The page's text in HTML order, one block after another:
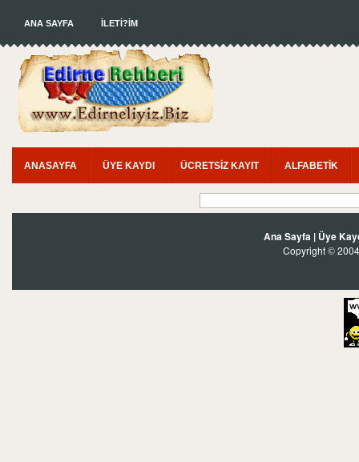
ANA SAYFA İLETİ?İM
ANASAYFA ÜYE KAYDI ÜCRETSİZ KAYIT ALFABETİK
Ana Sayfa | Üye
Copyright ©